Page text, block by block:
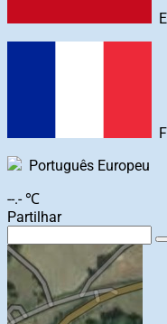
Português Europeu
--.- ℃
Partilhar